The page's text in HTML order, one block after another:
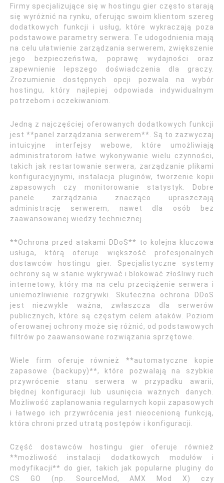
Firmy specjalizujące się w hostingu gier często starają
się wyróżnić na rynku, oferując swoim klientom szereg
dodatkowych funkcji i usług, które wykraczają poza
podstawowe parametry serwera. Te udogodnienia mają
na celu ułatwienie zarządzania serwerem, zwiększenie
jego bezpieczeństwa, poprawę wydajności oraz
zapewnienie lepszego doświadczenia dla graczy.
Zrozumienie dostępnych opcji pozwala na wybór
hostingu, który najlepiej odpowiada indywidualnym
potrzebom i oczekiwaniom.
Jedną z najczęściej oferowanych dodatkowych funkcji
jest **panel zarządzania serwerem**. Są to zazwyczaj
intuicyjne interfejsy webowe, które umożliwiają
administratorom łatwe wykonywanie wielu czynności,
takich jak restartowanie serwera, zarządzanie plikami
konfiguracyjnymi, instalacja pluginów, tworzenie kopii
zapasowych czy monitorowanie statystyk. Dobre
panele zarządzania znacząco upraszczają
administrację serwerem, nawet dla osób bez
zaawansowanej wiedzy technicznej.
**Ochrona przed atakami DDoS** to kolejna kluczowa
usługa, którą oferuje większość profesjonalnych
dostawców hostingu gier. Specjalistyczne systemy
ochrony są w stanie wykrywać i blokować złośliwy ruch
internetowy, który ma na celu przeciążenie serwera i
uniemożliwienie rozgrywki. Skuteczna ochrona DDoS
jest niezwykle ważna, zwłaszcza dla serwerów
publicznych, które są częstym celem ataków. Poziom
oferowanej ochrony może się różnić, od podstawowych
filtrów po zaawansowane rozwiązania sprzętowe.
Wiele firm oferuje również **automatyczne kopie
zapasowe (backupy)**, które pozwalają na szybkie
przywrócenie stanu serwera w przypadku awarii,
błędnej konfiguracji lub usunięcia ważnych danych.
Możliwość zaplanowania regularnych kopii zapasowych
i łatwego ich przywrócenia jest nieocenioną funkcją,
która chroni przed utratą postępów i konfiguracji.
Część dostawców hostingu gier oferuje również
**możliwość instalacji dodatkowych modułów i
modyfikacji** do gier, takich jak popularne pluginy do
CS GO (np. SourceMod, AMX Mod X) czy